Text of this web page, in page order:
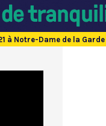
à Notre-Dame de la Garde